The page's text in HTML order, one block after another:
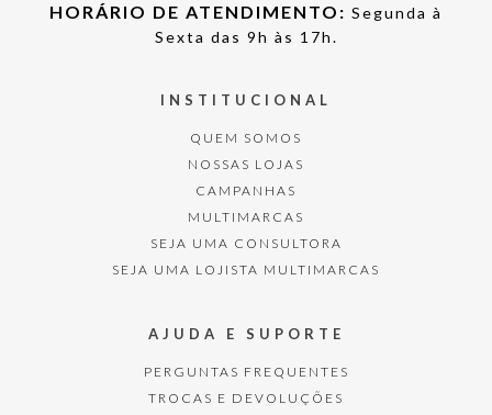
HORÁRIO DE ATENDIMENTO: Segunda à
Sexta das 9h às 17h.
INSTITUCIONAL
QUEM SOMOS
NOSSAS LOJAS
CAMPANHAS
MULTIMARCAS
SEJA UMA CONSULTORA
SEJA UMA LOJISTA MULTIMARCAS
AJUDA E SUPORTE
PERGUNTAS FREQUENTES
TROCAS E DEVOLUÇÕES